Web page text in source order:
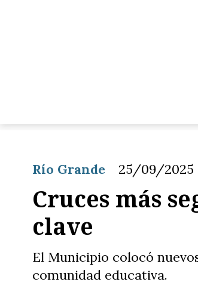
Cruces más
clave
El Municipio colocó
comunidad educativa.
Río Grande 25/09/2025